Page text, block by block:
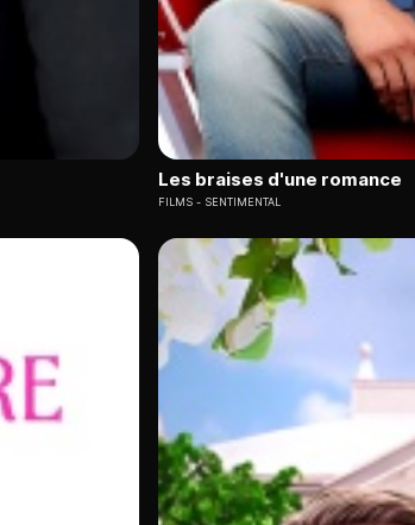
Les braises d'une romance
FILMS SENTIMENTAL